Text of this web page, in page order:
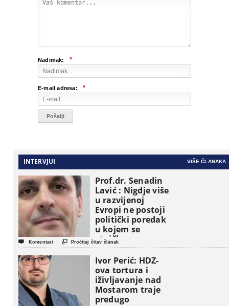
Nadimak: *
E-mail adresa: *
INTERVJUI VIŠE ČLANAKA
Prof.dr. Senadin
Lavić : Nigdje više
u razvijenoj
Evropi ne postoji
politički poredak
u kojem se
etničke grupe
pojavljuju kao
osnovne
političke jedinice
 Komentari  Pročitaj čitav članak
Ivor Perić: HDZ-
ova tortura i
iživljavanje nad
Mostarom traje
predugo